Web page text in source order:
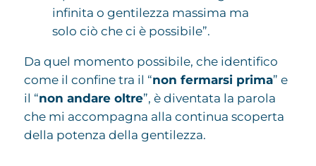
infinita o gentilezza massima ma
solo ciò che ci è possibile”.
Da quel momento possibile, che identifico
come il confine tra il “non fermarsi prima” e
il “non andare oltre”, è diventata la parola
che mi accompagna alla continua scoperta
della potenza della gentilezza.